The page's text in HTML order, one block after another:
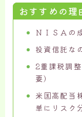
おすすめの理
ＮＩＳＡの
投資信託な
2重課税調
要）
米国高配当
単にリスク